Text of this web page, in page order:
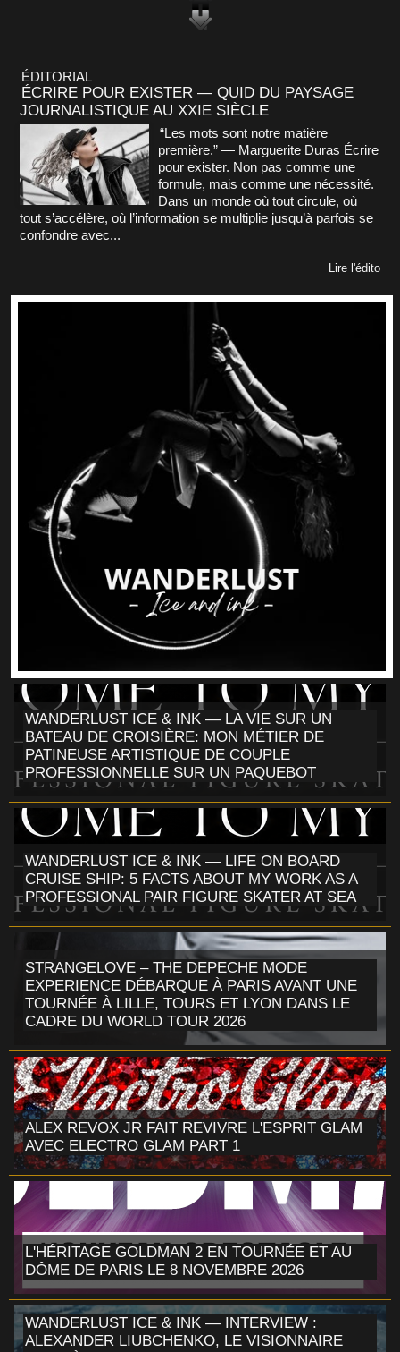
ÉDITORIAL
ÉCRIRE POUR EXISTER — QUID DU PAYSAGE
JOURNALISTIQUE AU XXIE SIÈCLE
“Les mots sont notre matière
première.” — Marguerite Duras Écrire
pour exister. Non pas comme une
formule, mais comme une nécessité.
Dans un monde où tout circule, où
tout s’accélère, où l’information se multiplie jusqu’à parfois se
confondre avec...
Lire l'édito
WANDERLUST ICE & INK — LA VIE SUR UN
BATEAU DE CROISIÈRE: MON MÉTIER DE
PATINEUSE ARTISTIQUE DE COUPLE
PROFESSIONNELLE SUR UN PAQUEBOT
WANDERLUST ICE & INK — LIFE ON BOARD
CRUISE SHIP: 5 FACTS ABOUT MY WORK AS A
PROFESSIONAL PAIR FIGURE SKATER AT SEA
STRANGELOVE – THE DEPECHE MODE
EXPERIENCE DÉBARQUE À PARIS AVANT UNE
TOURNÉE À LILLE, TOURS ET LYON DANS LE
CADRE DU WORLD TOUR 2026
ALEX REVOX JR FAIT REVIVRE L'ESPRIT GLAM
AVEC ELECTRO GLAM PART 1
L'HÉRITAGE GOLDMAN 2 EN TOURNÉE ET AU
DÔME DE PARIS LE 8 NOVEMBRE 2026
WANDERLUST ICE & INK — INTERVIEW :
ALEXANDER LIUBCHENKO, LE VISIONNAIRE